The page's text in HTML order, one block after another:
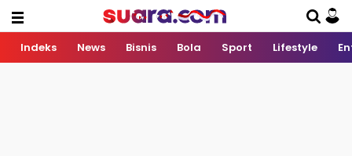
Indeks News Bisnis Bola Sport Lifestyle